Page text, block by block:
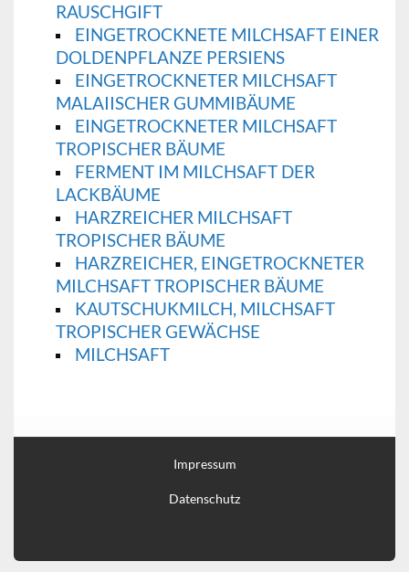
RAUSCHGIFT
EINGETROCKNETE MILCHSAFT EINER
DOLDENPFLANZE PERSIENS
EINGETROCKNETER MILCHSAFT
MALAIISCHER GUMMIBÄUME
EINGETROCKNETER MILCHSAFT
TROPISCHER BÄUME
FERMENT IM MILCHSAFT DER
LACKBÄUME
HARZREICHER MILCHSAFT
TROPISCHER BÄUME
HARZREICHER, EINGETROCKNETER
MILCHSAFT TROPISCHER BÄUME
KAUTSCHUKMILCH, MILCHSAFT
TROPISCHER GEWÄCHSE
MILCHSAFT
Impressum
Datenschutz